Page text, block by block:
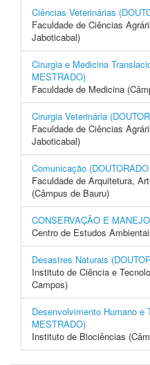
Ciências Veterinárias
Faculdade de Ciências
Jaboticabal)
Cirurgia e Medicina
MESTRADO)
Faculdade de Medicina
Cirurgia Veterinária
Faculdade de Ciências
Jaboticabal)
Comunicação
Faculdade de Arquitetura,
(Câmpus de Bauru)
CONSERVAÇÃO E
Centro de Estudos
Desastres Naturais
Instituto de Ciência e
Campos)
Desenvolvimento Humano e
MESTRADO)
Instituto de Biociências